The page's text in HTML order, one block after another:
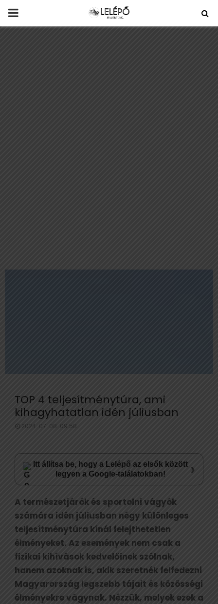
PRIMARY
TOP 4 teljesítménytúra, ami
kihagyhatatlan idén júliusban
2024. 07. 08. 09:58
Itt állítsa be, hogy a Lelépő az elsők között
legyen a Google-találatokban!
›
A természetjárók és sportolni vágyók
számára idén júliusban négy különleges
teljesítménytúra kínál felejthetetlen
élményeket. Az események nem csak a
fizikai kihívások kedvelőinek szólnak,
hanem azoknak is, akik szeretnék felfedezni
Magyarország legszebb tájait és közösségi
élményekre vágynak. Nézzük, melyek ezek a